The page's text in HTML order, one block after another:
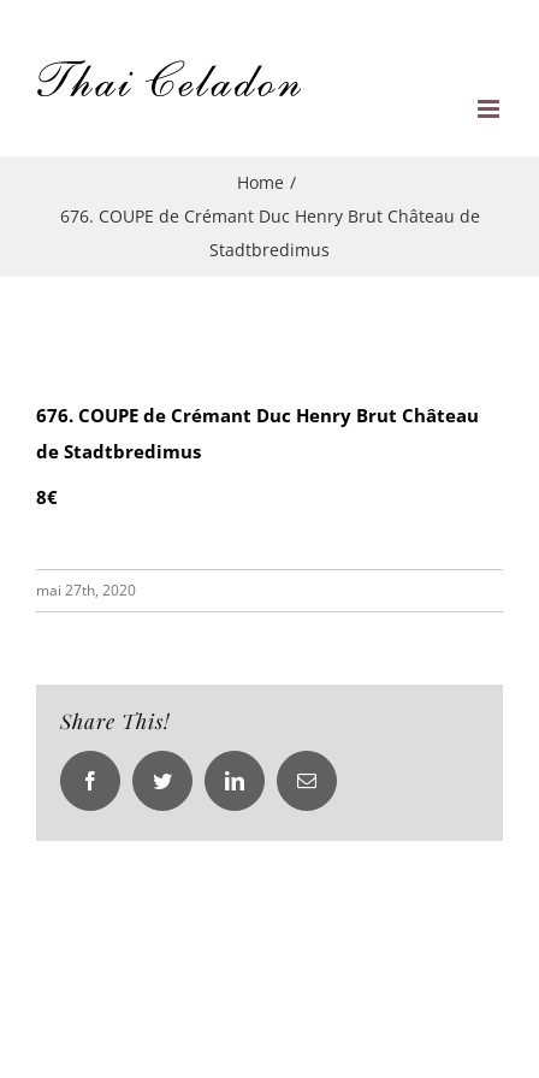
content
Home /
676. COUPE de Crémant Duc Henry Brut Château de
Stadtbredimus
676. COUPE de Crémant Duc Henry Brut Château
de Stadtbredimus
8€
mai 27th, 2020
Share This!
FacebookTwitter LinkedInEmail